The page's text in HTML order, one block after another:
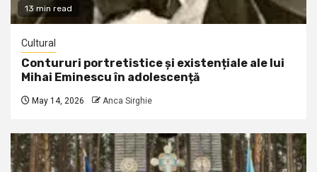
13 min read
Cultural
Contururi portretistice și existențiale ale lui
Mihai Eminescu în adolescență
May 14, 2026 Anca Sirghie